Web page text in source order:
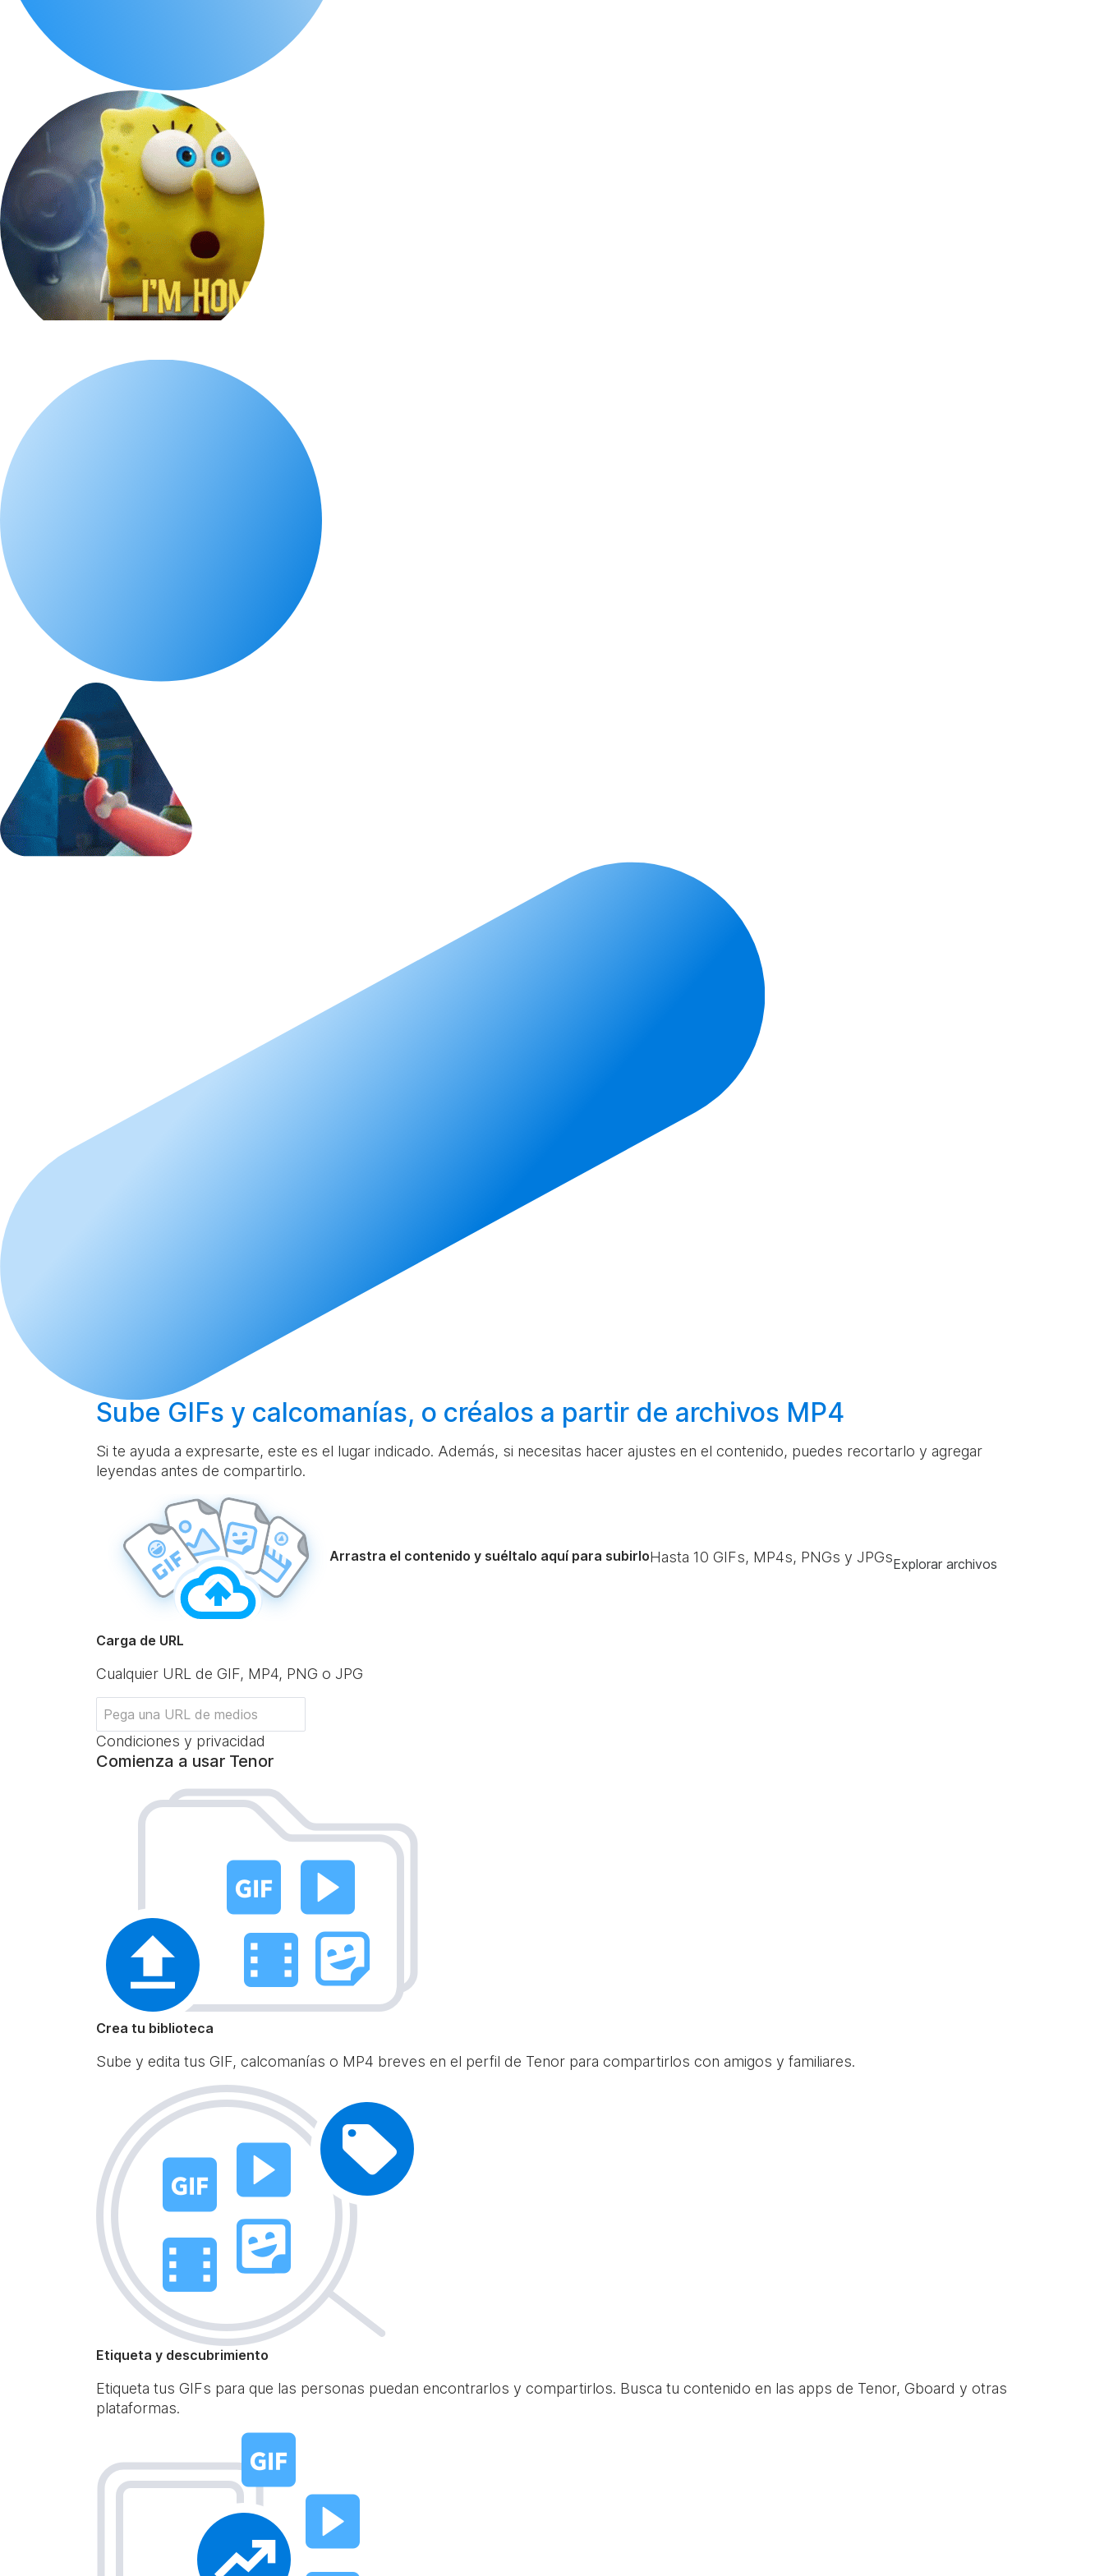
Sube GIFs y calcomanías, o créalos a partir de archivos MP4
Si te ayuda a expresarte, este es el lugar indicado. Además, si necesitas hacer ajustes en el contenido, puedes recortarlo y agregar
leyendas antes de compartirlo.
Arrastra el contenido y suéltalo aquí para subirloHasta 10 GIFs, MP4s, PNGs y JPGsExplorar archivos
Carga de URL
Cualquier URL de GIF, MP4, PNG o JPG
Condiciones y privacidad
Comienza a usar Tenor
Crea tu biblioteca
Sube y edita tus GIF, calcomanías o MP4 breves en el perfil de Tenor para compartirlos con amigos y familiares.
Etiqueta y descubrimiento
Etiqueta tus GIFs para que las personas puedan encontrarlos y compartirlos. Busca tu contenido en las apps de Tenor, Gboard y otras
plataformas.